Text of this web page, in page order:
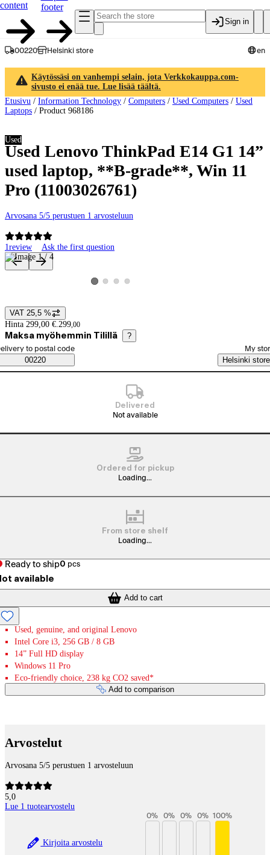
content
footer
Sign in
00220 Helsinki store en
Käytössäsi on vanhempi selain, jota Verkkokauppa.com-
sivusto ei enää tue. Lue lisää täältä.
Etusivu / Information Technology / Computers / Used Computers / Used
Laptops / Product 968186
Used Lenovo ThinkPad E14 G1 14”
used laptop, **B-grade**, Win 11
Pro (11003026761)
Arvosana 5/5 perustuen 1 arvosteluun
1review Ask the first question
Used
Product images and videos
View product image 1
View product image 2
View product image 3
View product image 4
Price details
VAT 25,5 %
Hinta 299,00 €. 299,00
Maksa myöhemmin Tilillä ?
Saatavuustiedot
order method
to postal code
00220
My
Helsinki store
Delivered
Not available
Ordered for pickup
Loading...
From store shelf
Loading...
Ready to ship0 pcs
available
Add to cart
Used, genuine, and original Lenovo
Intel Core i3, 256 GB / 8 GB
14” Full HD display
Windows 11 Pro
Eco-friendly choice, 238 kg CO2 saved*
Add to comparison
Arvostelut
Arvosana 5/5 perustuen 1 arvosteluun
5,0
Lue 1 tuotearvostelu
Kirjoita arvostelu
0% 0% 0% 0% 100%